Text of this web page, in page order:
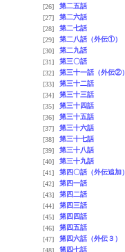
[26]
第二五話
[27]
第二六話
[28]
第二七話
[29]
第二八話（外伝①）
[30]
第二九話
[31]
第三〇話
[32]
第三十一話（外伝②）
[33]
第三十二話
[34]
第三十三話
[35]
第三十四話
[36]
第三十五話
[37]
第三十六話
[38]
第三十七話
[39]
第三十八話
[40]
第三十九話
[41]
第四〇話（外伝追加）
[42]
第四一話
[43]
第四二話
[44]
第四三話
[45]
第四四話
[46]
第四五話
[47]
第四六話（外伝３）
[48]
第四七話